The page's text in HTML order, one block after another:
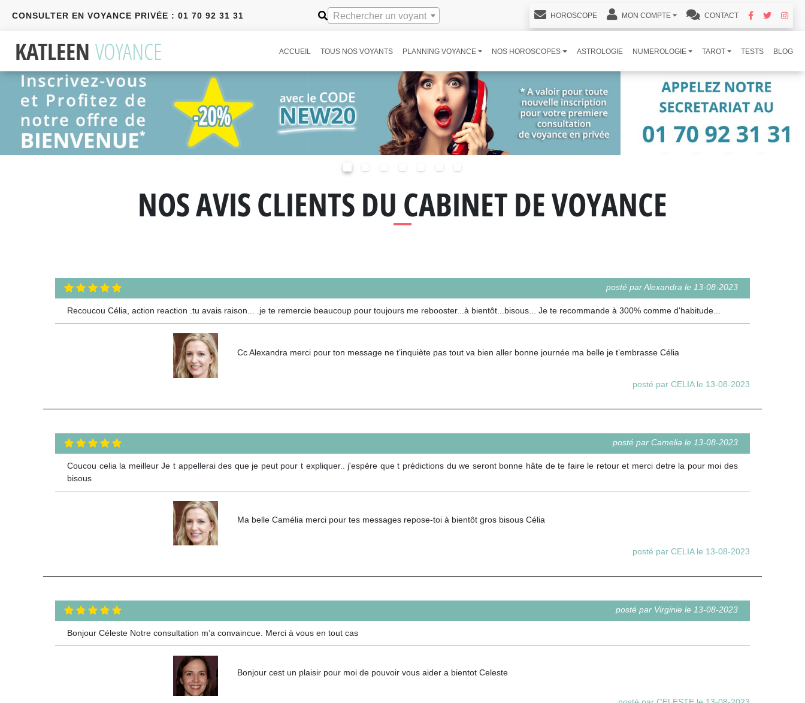
CONSULTER EN VOYANCE PRIVÉE : 01 70 92 31 31 Rechercher un voyant HOROSCOPE MON COMPTE CONTACT
ACCUEIL TOUS NOS VOYANTS PLANNING VOYANCE NOS HOROSCOPES ASTROLOGIE NUMEROLOGIE TAROT TESTS BLOG
NOS AVIS CLIENTS DU CABINET DE VOYANCE
posté par Alexandra le 13-08-2023
Recoucou Célia, action reaction .tu avais raison... .je te remercie beaucoup pour toujours me rebooster...à bientôt...bisous... Je te recommande à 300% comme d'habitude...
Cc Alexandra merci pour ton message ne t’inquiète pas tout va bien aller bonne journée ma belle je t’embrasse Célia
posté par CELIA le 13-08-2023
posté par Camelia le 13-08-2023
Coucou celia la meilleur Je t appellerai des que je peut pour t expliquer.. j'espère que t prédictions du we seront bonne hâte de te faire le retour et merci detre la pour moi des
bisous
Ma belle Camélia merci pour tes messages repose-toi à bientôt gros bisous Célia
posté par CELIA le 13-08-2023
posté par Virginie le 13-08-2023
Bonjour Céleste Notre consultation m’a convaincue. Merci à vous en tout cas
Bonjour cest un plaisir pour moi de pouvoir vous aider a bientot Celeste